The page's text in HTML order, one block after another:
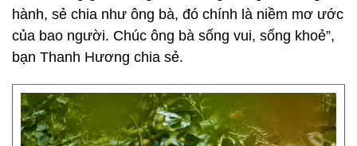
hành, sẻ chia như ông bà, đó chính là niềm mơ ước
của bao người. Chúc ông bà sống vui, sống khoẻ”,
bạn Thanh Hương chia sẻ.